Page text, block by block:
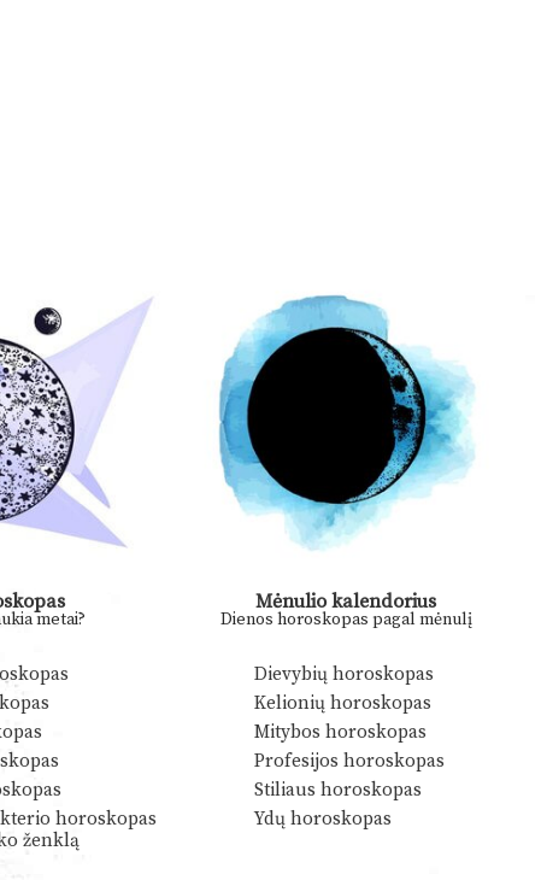
metai?
Mėnulio kalendorius
Dienos horoskopas pagal mėnulį
Dievybių horoskopas
Kelionių horoskopas
Mitybos horoskopas
Profesijos horoskopas
Stiliaus horoskopas
horoskopas
ženklą
Ydų horoskopas